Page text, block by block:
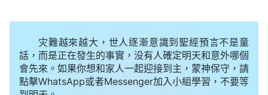
「如今，在列國之間我正作着我要成就的工作，
我運行在所有的人之間，作着所有在計劃中的工作，
人都按着我意在『分裂』着各國。地上之人都在注目
着自己的歸宿，因為日子的確近了，天使在吹號了，
灾難越來越大，世人逐漸意識到聖經預言不是童
話，而是正在發生的事實，没有人確定明天和意外哪個
會先來。如果你想和家人一起迎接到主，蒙神保守，請
點擊WhatsApp或者Messenger加入小組學習，不要等